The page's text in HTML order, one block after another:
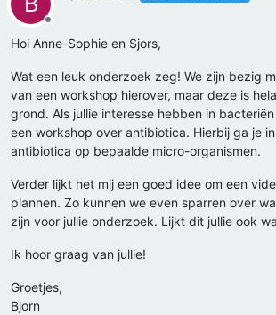
Offline
Hoi Anne-Sophie en Sjors,
Wat een leuk onderzoek zeg! We zijn bezig
van een workshop hierover, maar deze is
grond. Als jullie interesse hebben in
een workshop over antibiotica. Hierbij ga je
antibiotica op bepaalde micro-organismen.
Verder lijkt het mij een goed idee om een
plannen. Zo kunnen we even sparren over
zijn voor jullie onderzoek. Lijkt dit jullie ook
Ik hoor graag van jullie!
Groetjes,
Bjorn